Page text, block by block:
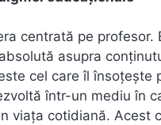
centrată pe
asupra
cel care îl
într-un mediu în
viața cotidiană. Acest